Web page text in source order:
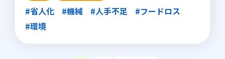
#省人化
#機械 #人手不足
#フードロス
#環境